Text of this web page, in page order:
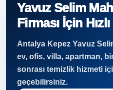
Yavuz Selim
Firması İçin
Antalya Kepez Yavuz
ev, ofis, villa, apartman,
sonrası temizlik hizmeti
geçebilirsiniz.